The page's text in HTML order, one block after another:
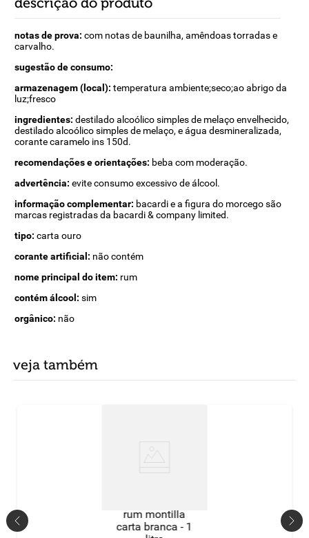
notas de prova: com notas de baunilha, amêndoas torradas e
carvalho.
sugestão de consumo:
armazenagem (local): temperatura ambiente;seco;ao abrigo da
luz;fresco
ingredientes: destilado alcoólico simples de melaço envelhecido,
destilado alcoólico simples de melaço, e água desmineralizada,
corante caramelo ins 150d.
recomendações e orientações: beba com moderação.
advertência: evite consumo excessivo de álcool.
informação complementar: bacardi e a figura do morcego são
marcas registradas da bacardi & company limited.
tipo: carta ouro
corante artificial: não contém
nome principal do item: rum
contém álcool: sim
orgânico: não
veja também
rum montilla
carta branca - 1